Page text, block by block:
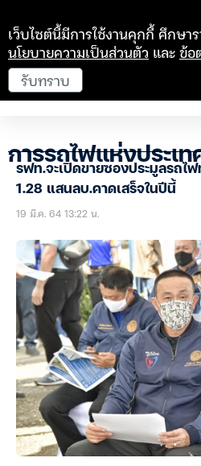
การรถไฟแห่งประเท
รฟท.จะเปิดขายซองประมูลรถไ
1.28 แสนลบ.คาดเสร็จในปีนี้
19 มี.ค. 64 13:22 น.
เว็บไซต์นี้มีการใช้งานคุกกี้ ศึกษา
นโยบายความเป็นส่วนตัว และข้อ
รับทราบ